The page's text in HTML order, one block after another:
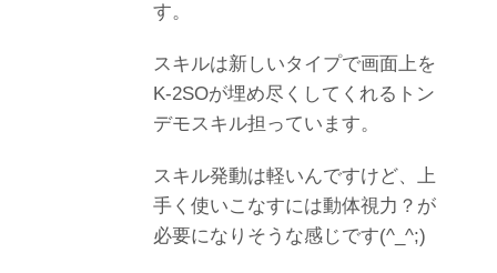
す。
スキルは新しいタイプで画面上を
K-2SOが埋め尽くしてくれるトン
デモスキル担っています。
スキル発動は軽いんですけど、上
手く使いこなすには動体視力？が
必要になりそうな感じです(^_^;)